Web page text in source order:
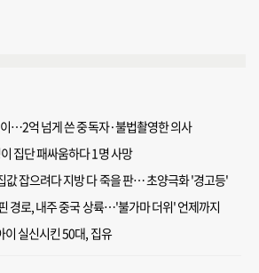
…2억 넘게 쓴 중독자·불법촬영한 의사
집단 패싸움하다 1명 사망
값 잡으려다 지방 다 죽을 판… 초양극화 '경고등'
경로, 내주 중국 상륙…'불가마 더위' 언제까지
이 실신시킨 50대, 집유